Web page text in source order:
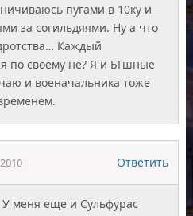
пугами в 10ку и
за согильдяями. Ну а что
Каждый
по своему не? Я и БГшные
и военачальника тоже
Ответить
У меня еще и Сульфурас